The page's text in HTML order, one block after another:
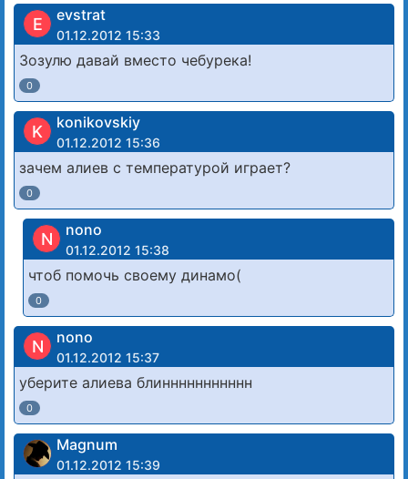
E evstrat
01.12.2012 15:33
Зозулю давай вместо чебурека!
0
K konikovskiy
01.12.2012 15:36
зачем алиев с температурой играет?
0
N nono
01.12.2012 15:38
чтоб помочь своему динамо(
0
N nono
01.12.2012 15:37
уберите алиева блиннннннннннн
0
Magnum
01.12.2012 15:39